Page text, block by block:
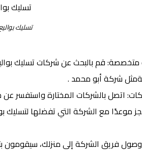
تسليك
قم بالبحث عن شركات تسليك
شركة أبو محمد .
اتصل بالشركات المختارة واستفسر
موعدًا مع الشركة التي تفضلها لتسليك
وصول فريق الشركة إلى منزلك، سيقومون